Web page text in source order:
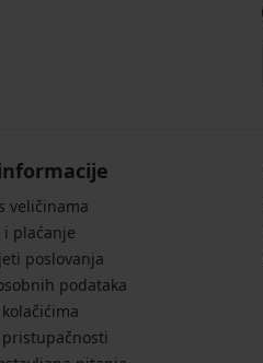
veličinama
i plaćanje
poslovanja
podataka